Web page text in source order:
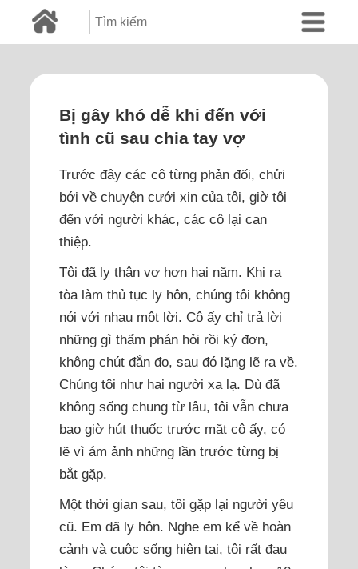
Bị gây khó dễ khi đến với
tình cũ sau chia tay vợ
Trước đây các cô từng phản đối, chửi
bới về chuyện cưới xin của tôi, giờ tôi
đến với người khác, các cô lại can
thiệp.
Tôi đã ly thân vợ hơn hai năm. Khi ra
tòa làm thủ tục ly hôn, chúng tôi không
nói với nhau một lời. Cô ấy chỉ trả lời
những gì thẩm phán hỏi rồi ký đơn,
không chút đắn đo, sau đó lặng lẽ ra về.
Chúng tôi như hai người xa lạ. Dù đã
không sống chung từ lâu, tôi vẫn chưa
bao giờ hút thuốc trước mặt cô ấy, có
lẽ vì ám ảnh những lần trước từng bị
bắt gặp.
Một thời gian sau, tôi gặp lại người yêu
cũ. Em đã ly hôn. Nghe em kể về hoàn
cảnh và cuộc sống hiện tại, tôi rất đau